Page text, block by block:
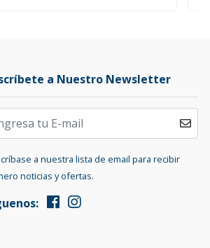
a Nuestro Newsletter
a nuestra lista de email para recibir
noticias y ofertas.